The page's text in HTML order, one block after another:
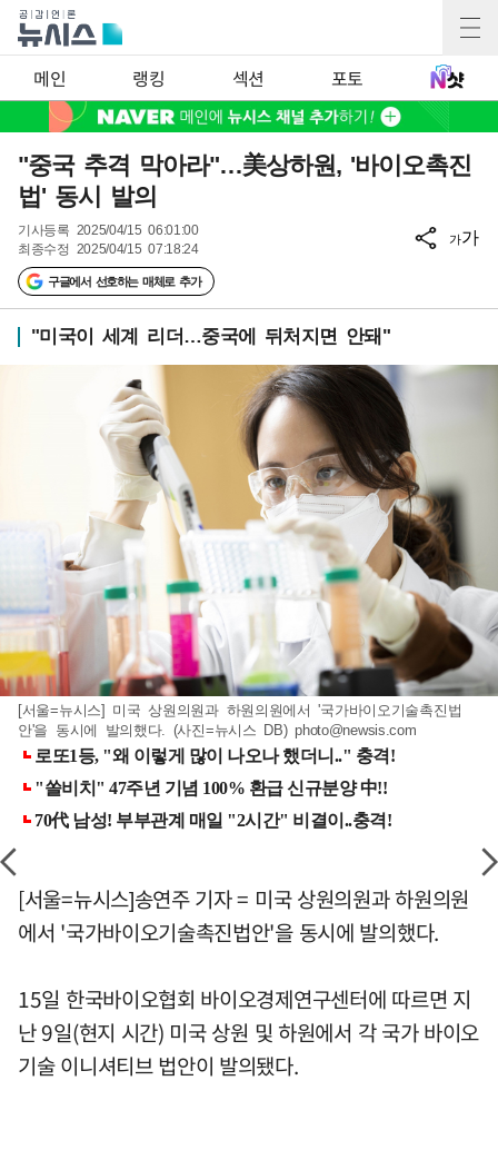
메인 랭킹 섹션 포토
"중국 추격 막아라"…美상하원, '바이오촉진
법' 동시 발의
기사등록 2025/04/15 06:01:00
최종수정 2025/04/15 07:18:24
구글에서 선호하는 매체로 추가
가가
"미국이 세계 리더…중국에 뒤처지면 안돼"
[서울=뉴시스] 미국 상원의원과 하원의원에서 '국가바이오기술촉진법
안'을 동시에 발의했다. (사진=뉴시스 DB)photo@newsis.com
[서울=뉴시스]송연주 기자 = 미국 상원의원과 하원의원
에서 '국가바이오기술촉진법안'을 동시에 발의했다.
15일 한국바이오협회 바이오경제연구센터에 따르면 지
난 9일(현지 시간) 미국 상원 및 하원에서 각 국가 바이오
기술 이니셔티브 법안이 발의됐다.